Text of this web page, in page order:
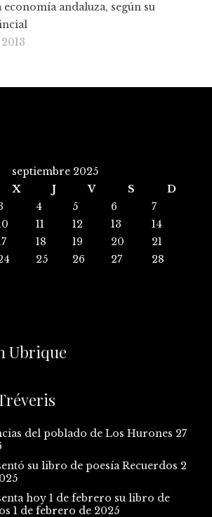
andaluza, según su
septiembre 2025
X J V S
D
4 5 6
7
11 12 13
14
18 19 20
21
25 26 27
28
Ubrique
del poblado de Los Hurones 27
su libro de poesía Recuerdos 2
hoy 1 de febrero su libro de
1 de febrero de 2025